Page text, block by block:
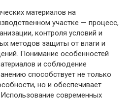
материалов на
участке — процесс,
контроля условий и
методов защиты от влаги и
Понимание особенностей
и соблюдение
способствует не только
но и обеспечивает
современных